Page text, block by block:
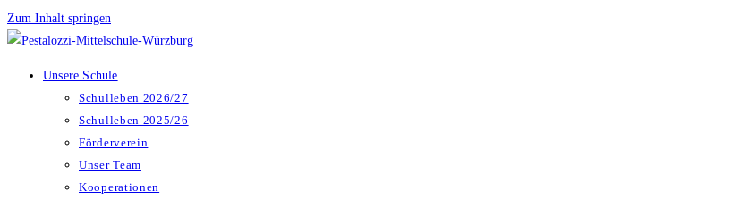
Zum Inhalt springen
Unsere Schule
Schulleben 2026/27
Schulleben 2025/26
Förderverein
Unser Team
Kooperationen